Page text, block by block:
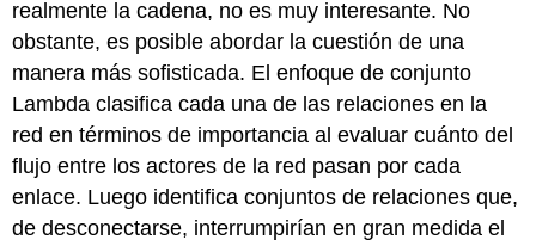
realmente la cadena, no es muy interesante. No
obstante, es posible abordar la cuestión de una
manera más sofisticada. El enfoque de conjunto
Lambda clasifica cada una de las relaciones en la
red en términos de importancia al evaluar cuánto del
flujo entre los actores de la red pasan por cada
enlace. Luego identifica conjuntos de relaciones que,
de desconectarse, interrumpirían en gran medida el